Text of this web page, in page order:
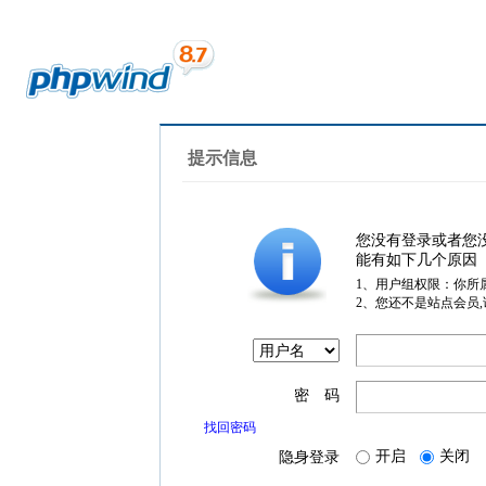
提示信息
您没有登录或者您
能有如下几个原因
1、用户组权限：你所
2、您还不是站点会员
密 码
找回密码
隐身登录 开启 关闭